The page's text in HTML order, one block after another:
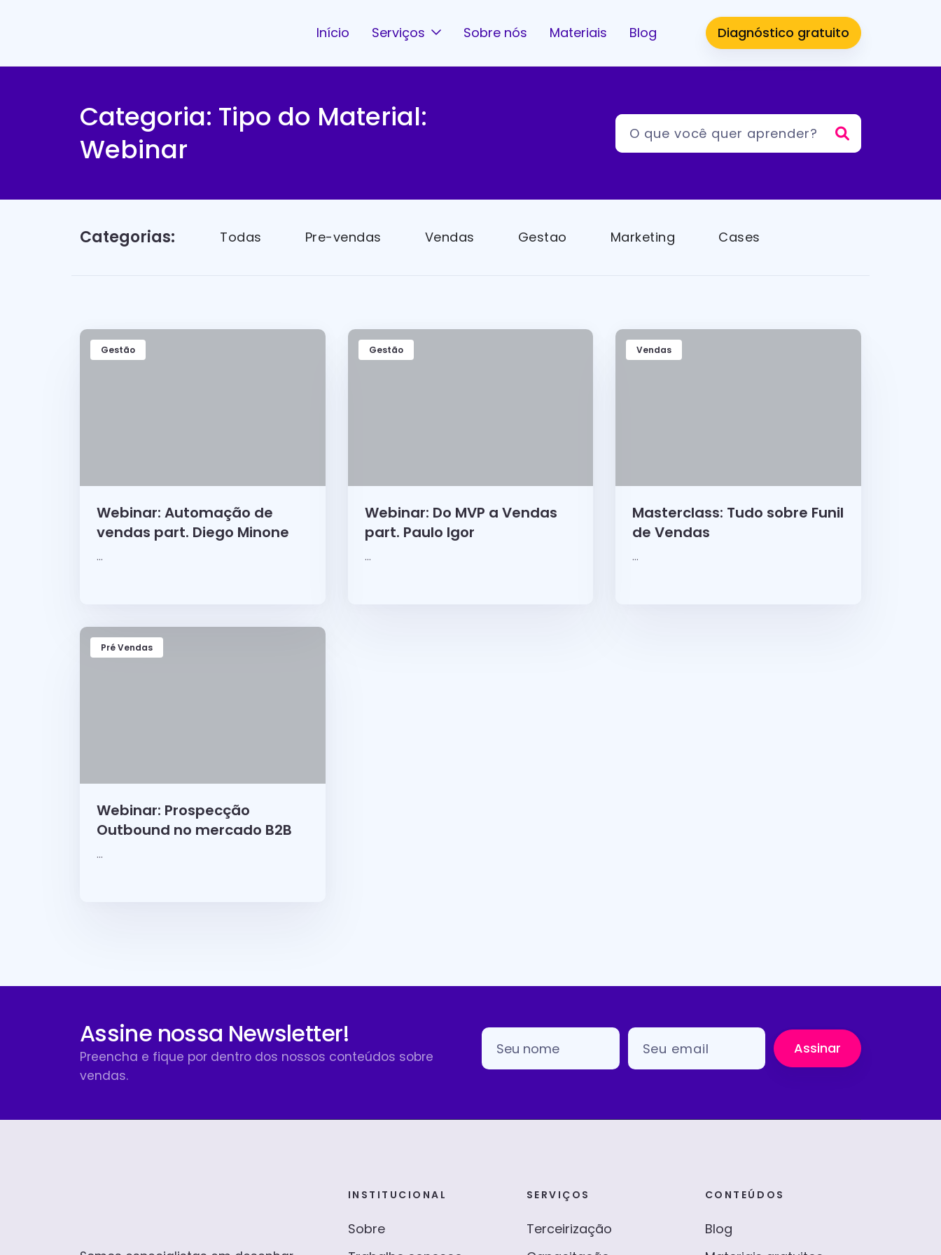
Início Serviços Sobre nós Materiais Blog Diagnóstico gratuito
Categoria: Tipo do Material:
Webinar
Categorias: Todas Pre-vendas Vendas Gestao Marketing Cases
Gestão
Webinar: Automação de
vendas part. Diego Minone
...
Gestão
Webinar: Do MVP a Vendas
part. Paulo Igor
...
Vendas
Masterclass: Tudo sobre Funil
de Vendas
...
Pré Vendas
Webinar: Prospecção
Outbound no mercado B2B
...
Assine nossa Newsletter!
Preencha e fique por dentro dos nossos conteúdos sobre
vendas.
Assinar
INSTITUCIONAL
Sobre
SERVIÇOS
Terceirização
CONTEÚDOS
Blog